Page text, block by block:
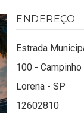
ENDEREÇO
Estrada
100 - Campinho
Lorena - SP
12602810